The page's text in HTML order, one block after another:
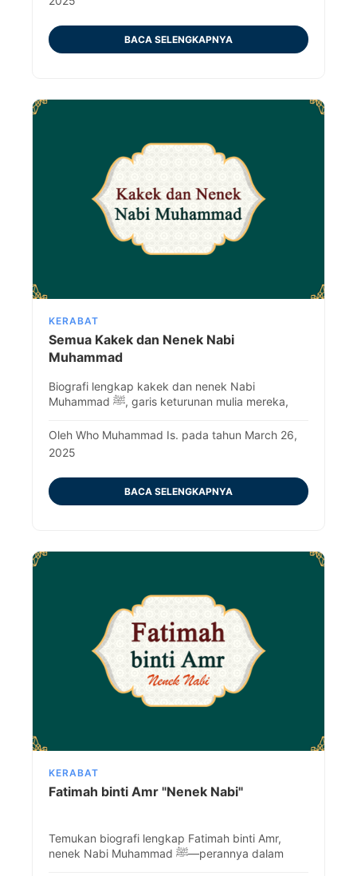
BACA SELENGKAPNYA
KERABAT
Semua Kakek dan Nenek Nabi
Muhammad
Biografi lengkap kakek dan nenek Nabi
Muhammad ﷺ, garis keturunan mulia mereka,
Oleh Who Muhammad Is. pada tahun March 26,
2025
BACA SELENGKAPNYA
KERABAT
Fatimah binti Amr "Nenek Nabi"
Temukan biografi lengkap Fatimah binti Amr,
nenek Nabi Muhammad ﷺ—perannya dalam